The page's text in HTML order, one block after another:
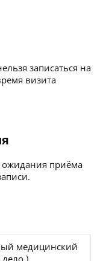
записаться на
визита
приёма
медицинский
)